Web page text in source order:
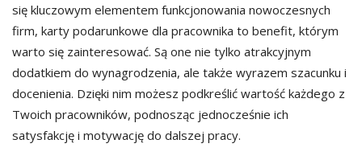
się kluczowym elementem funkcjonowania nowoczesnych
firm, karty podarunkowe dla pracownika to benefit, którym
warto się zainteresować. Są one nie tylko atrakcyjnym
dodatkiem do wynagrodzenia, ale także wyrazem szacunku i
docenienia. Dzięki nim możesz podkreślić wartość każdego z
Twoich pracowników, podnosząc jednocześnie ich
satysfakcję i motywację do dalszej pracy.